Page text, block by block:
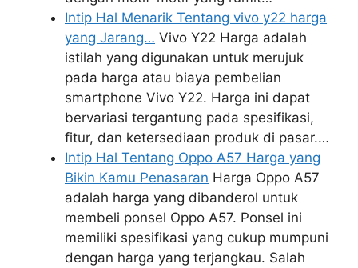
Intip Hal Menarik Tentang vivo y22 harga
yang Jarang… Vivo Y22 Harga adalah
istilah yang digunakan untuk merujuk
pada harga atau biaya pembelian
smartphone Vivo Y22. Harga ini dapat
bervariasi tergantung pada spesifikasi,
fitur, dan ketersediaan produk di pasar.…
Intip Hal Tentang Oppo A57 Harga yang
Bikin Kamu Penasaran Harga Oppo A57
adalah harga yang dibanderol untuk
membeli ponsel Oppo A57. Ponsel ini
memiliki spesifikasi yang cukup mumpuni
dengan harga yang terjangkau. Salah